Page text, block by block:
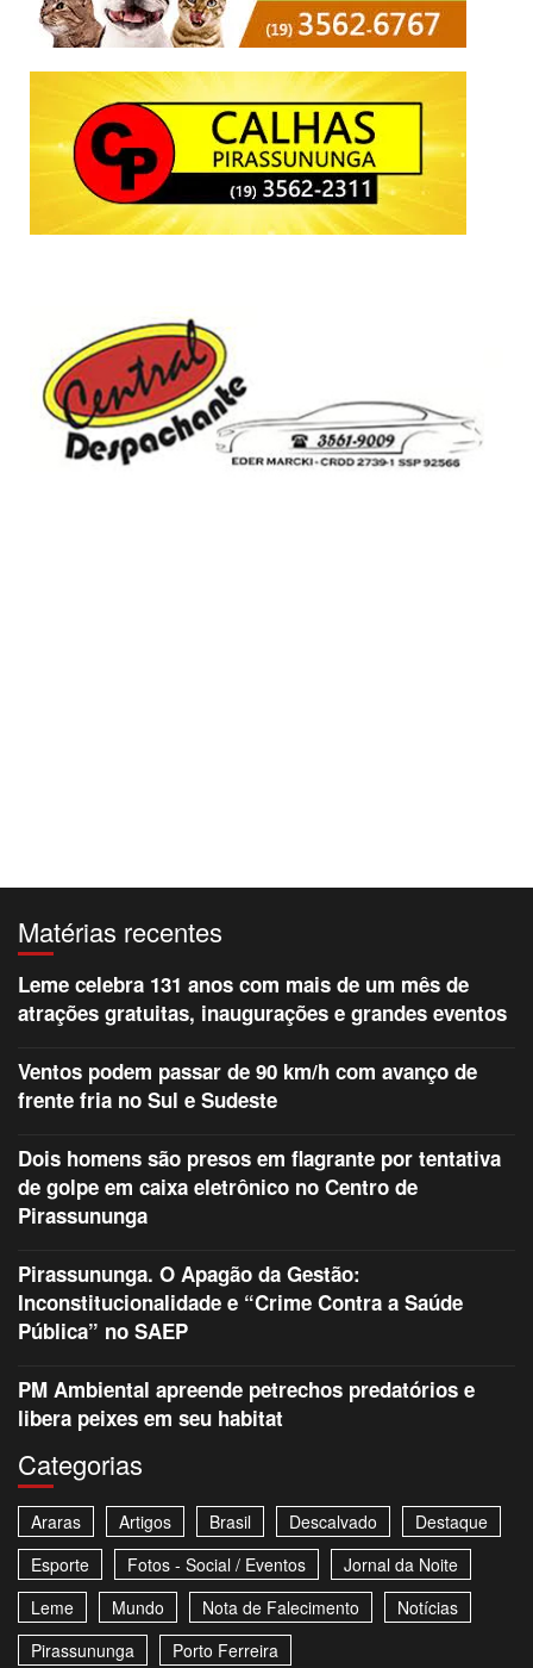
Matérias recentes
Leme celebra 131 anos com mais de um mês de
atrações gratuitas, inaugurações e grandes eventos
Ventos podem passar de 90 km/h com avanço de
frente fria no Sul e Sudeste
Dois homens são presos em flagrante por tentativa
de golpe em caixa eletrônico no Centro de
Pirassununga
Pirassununga. O Apagão da Gestão:
Inconstitucionalidade e “Crime Contra a Saúde
Pública” no SAEP
PM Ambiental apreende petrechos predatórios e
libera peixes em seu habitat
Categorias
Araras Artigos Brasil Descalvado
Destaque
Esporte
Fotos - Social / Eventos
Jornal da Noite
Leme
Mundo Nota de Falecimento
Notícias
Pirassununga
Porto Ferreira